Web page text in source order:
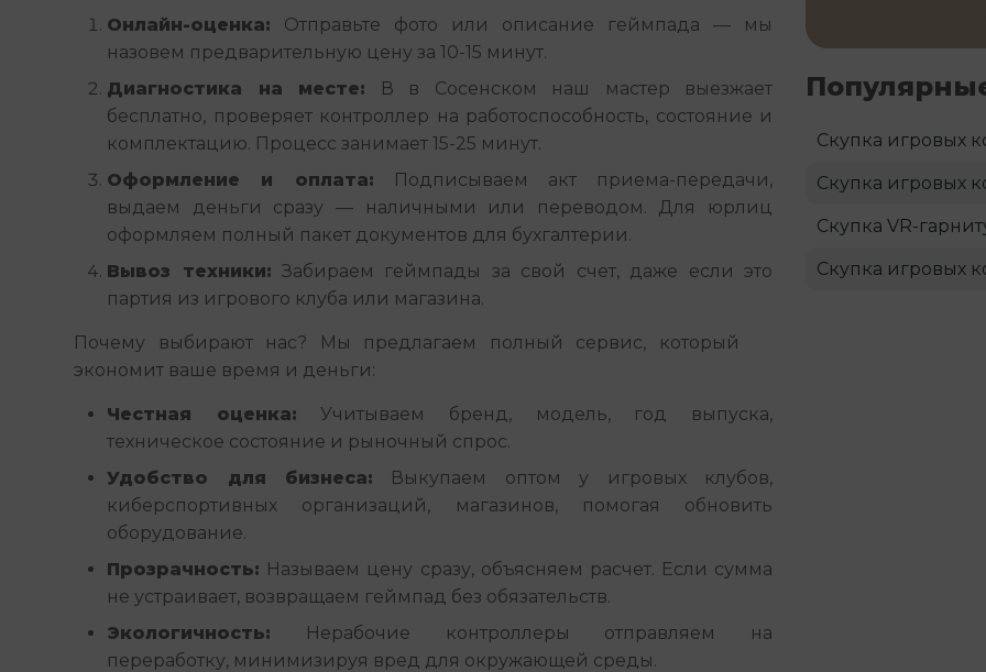
Онлайн-оценка: Отправьте фото или описание геймпада — мы
назовем предварительную цену за 10-15 минут.
Диагностика на месте: В в Сосенском наш мастер выезжает
бесплатно, проверяет контроллер на работоспособность, состояние и
комплектацию. Процесс занимает 15-25 минут.
Оформление и оплата: Подписываем акт приема-передачи,
выдаем деньги сразу — наличными или переводом. Для юрлиц
оформляем полный пакет документов для бухгалтерии.
Вывоз техники: Забираем геймпады за свой счет, даже если это
партия из игрового клуба или магазина.
Почему выбирают нас? Мы предлагаем полный сервис, который
экономит ваше время и деньги:
Честная оценка: Учитываем бренд, модель, год выпуска,
техническое состояние и рыночный спрос.
Удобство для бизнеса: Выкупаем оптом у игровых клубов,
киберспортивных организаций, магазинов, помогая обновить
оборудование.
Прозрачность: Называем цену сразу, объясняем расчет. Если сумма
не устраивает, возвращаем геймпад без обязательств.
Экологичность: Нерабочие контроллеры отправляем на
переработку, минимизируя вред для окружающей среды.
Скупка игровых
Скупка игровых
Скупка VR-
Скупка игровых